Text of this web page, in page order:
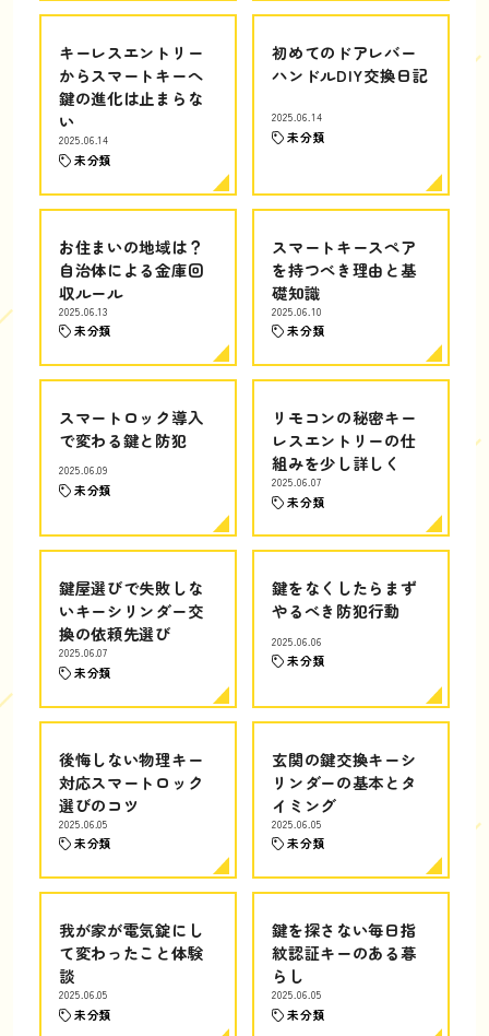
キーレスエントリー
からスマートキーへ
鍵の進化は止まらな
い
2025.06.14
未分類
初めてのドアレバー
ハンドルDIY交換日記
2025.06.14
未分類
お住まいの地域は？
自治体による金庫回
収ルール
2025.06.13
未分類
スマートキースペア
を持つべき理由と基
礎知識
2025.06.10
未分類
スマートロック導入
で変わる鍵と防犯
2025.06.09
未分類
リモコンの秘密キー
レスエントリーの仕
組みを少し詳しく
2025.06.07
未分類
鍵屋選びで失敗しな
いキーシリンダー交
換の依頼先選び
2025.06.07
未分類
鍵をなくしたらまず
やるべき防犯行動
2025.06.06
未分類
後悔しない物理キー
対応スマートロック
選びのコツ
2025.06.05
未分類
玄関の鍵交換キーシ
リンダーの基本とタ
イミング
2025.06.05
未分類
我が家が電気錠にし
て変わったこと体験
談
2025.06.05
未分類
鍵を探さない毎日指
紋認証キーのある暮
らし
2025.06.05
未分類